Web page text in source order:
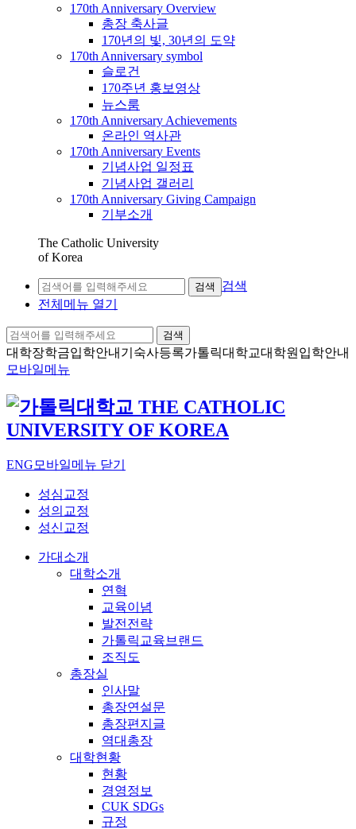
170th Anniversary Overview
총장 축사글
170년의 빛, 30년의 도약
170th Anniversary symbol
슬로건
170주년 홍보영상
뉴스룸
170th Anniversary Achievements
온라인 역사관
170th Anniversary Events
기념사업 일정표
기념사업 갤러리
170th Anniversary Giving Campaign
기부소개
The Catholic University
of Korea
검색
검색
전체메뉴 열기
검색
대학장학금입학안내 기숙사등록가톨릭대학교대학원입학안내
모바일메뉴
ENG 모바일메뉴 닫기
성심교정
성의교정
성신교정
가대소개
대학소개
연혁
교육이념
발전전략
가톨릭교육브랜드
조직도
총장실
인사말
총장연설문
총장편지글
역대총장
대학현황
현황
경영정보
CUK SDGs
규정